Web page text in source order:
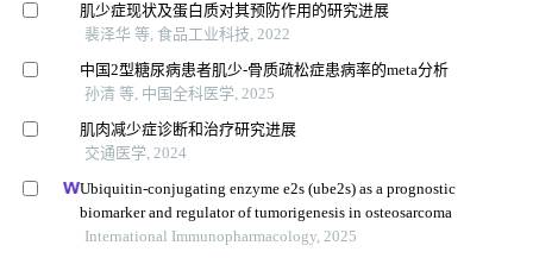
肌少症现状及蛋白质对其预防作用的研究进展
裴泽华 等, 食品工业科技, 2022
中国2型糖尿病患者肌少-骨质疏松症患病率的meta分析
孙清 等, 中国全科医学, 2025
肌肉减少症诊断和治疗研究进展
交通医学, 2024
Ubiquitin-conjugating enzyme e2s (ube2s) as a prognostic
biomarker and regulator of tumorigenesis in osteosarcoma
International Immunopharmacology, 2025